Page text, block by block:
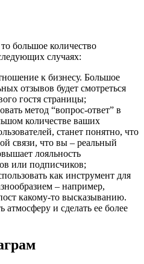
большое количество
случаях:
к бизнесу. Большое
отзывов будет смотреться
гостя страницы;
метод “вопрос-ответ” в
количестве ваших
станет понятно, что
связи, что вы – реальный
лояльность
или подписчиков;
как инструмент для
– например,
какому-то высказыванию.
атмосферу и сделать ее более